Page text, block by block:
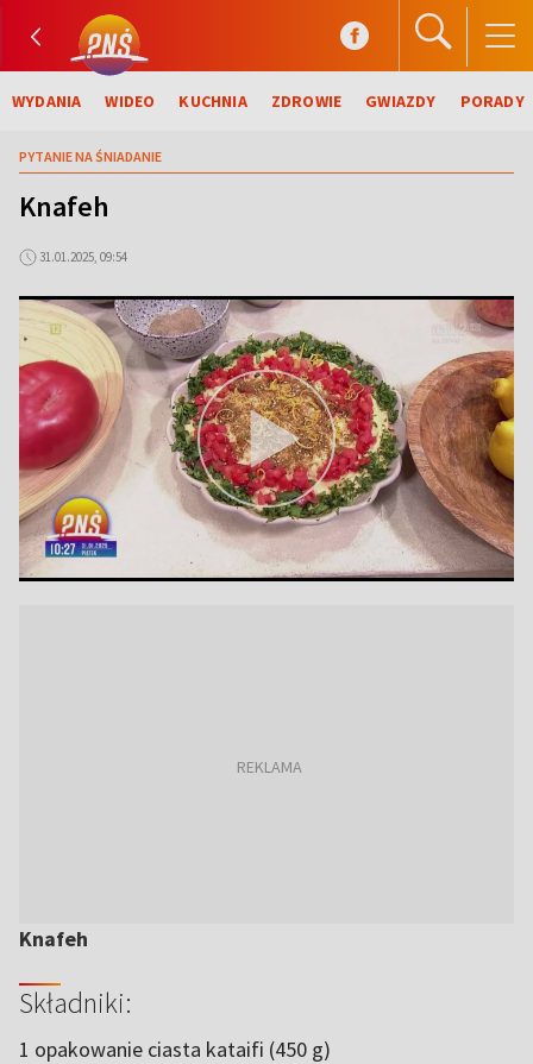
WYDANIA WIDEO KUCHNIA ZDROWIE GWIAZDY PORADY
PYTANIE NA ŚNIADANIE
Knafeh
31.01.2025, 09:54
Knafeh
Składniki:
1 opakowanie ciasta kataifi (450 g)